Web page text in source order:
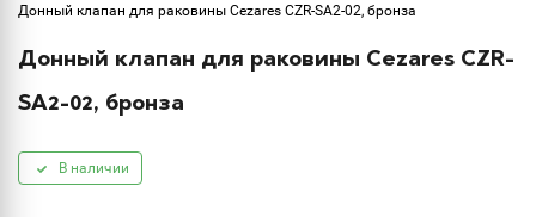
Донный клапан для раковины Cezares CZR-SA2-02, бронза
Донный клапан для раковины Cezares CZR-
SA2-02, бронза
В наличии